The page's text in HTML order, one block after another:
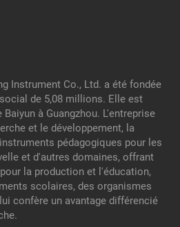
Instrument Co., Ltd. a été fondée
de 5,08 millions. Elle est
à Guangzhou. L'entreprise
et le développement, la
pédagogiques pour les
et d'autres domaines, offrant
la production et l'éducation,
scolaires, des organismes
confère un avantage différencié